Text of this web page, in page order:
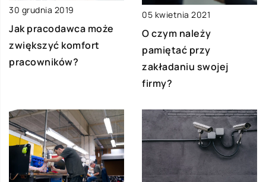
30 grudnia 2019
Jak pracodawca może
zwiększyć komfort
pracowników?
05 kwietnia 2021
O czym należy
pamiętać przy
zakładaniu swojej
firmy?